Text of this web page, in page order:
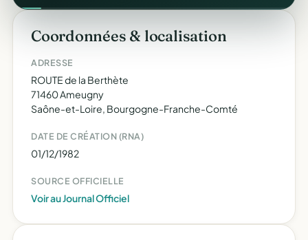
Coordonnées & localisation
ADRESSE
ROUTE de la Berthète
71460 Ameugny
Saône-et-Loire, Bourgogne-Franche-Comté
DATE DE CRÉATION (RNA)
01/12/1982
SOURCE OFFICIELLE
Voir au Journal Officiel